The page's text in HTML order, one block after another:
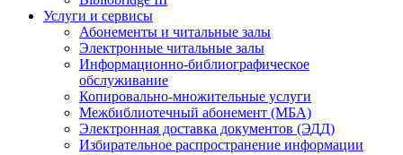
Услуги и сервисы
Абонементы и читальные залы
Электронные читальные залы
Информационно-библиографическое
обслуживание
Копировально-множительные услуги
Межбиблиотечный абонемент (МБА)
Электронная доставка документов (ЭДД)
Избирательное распространение информации